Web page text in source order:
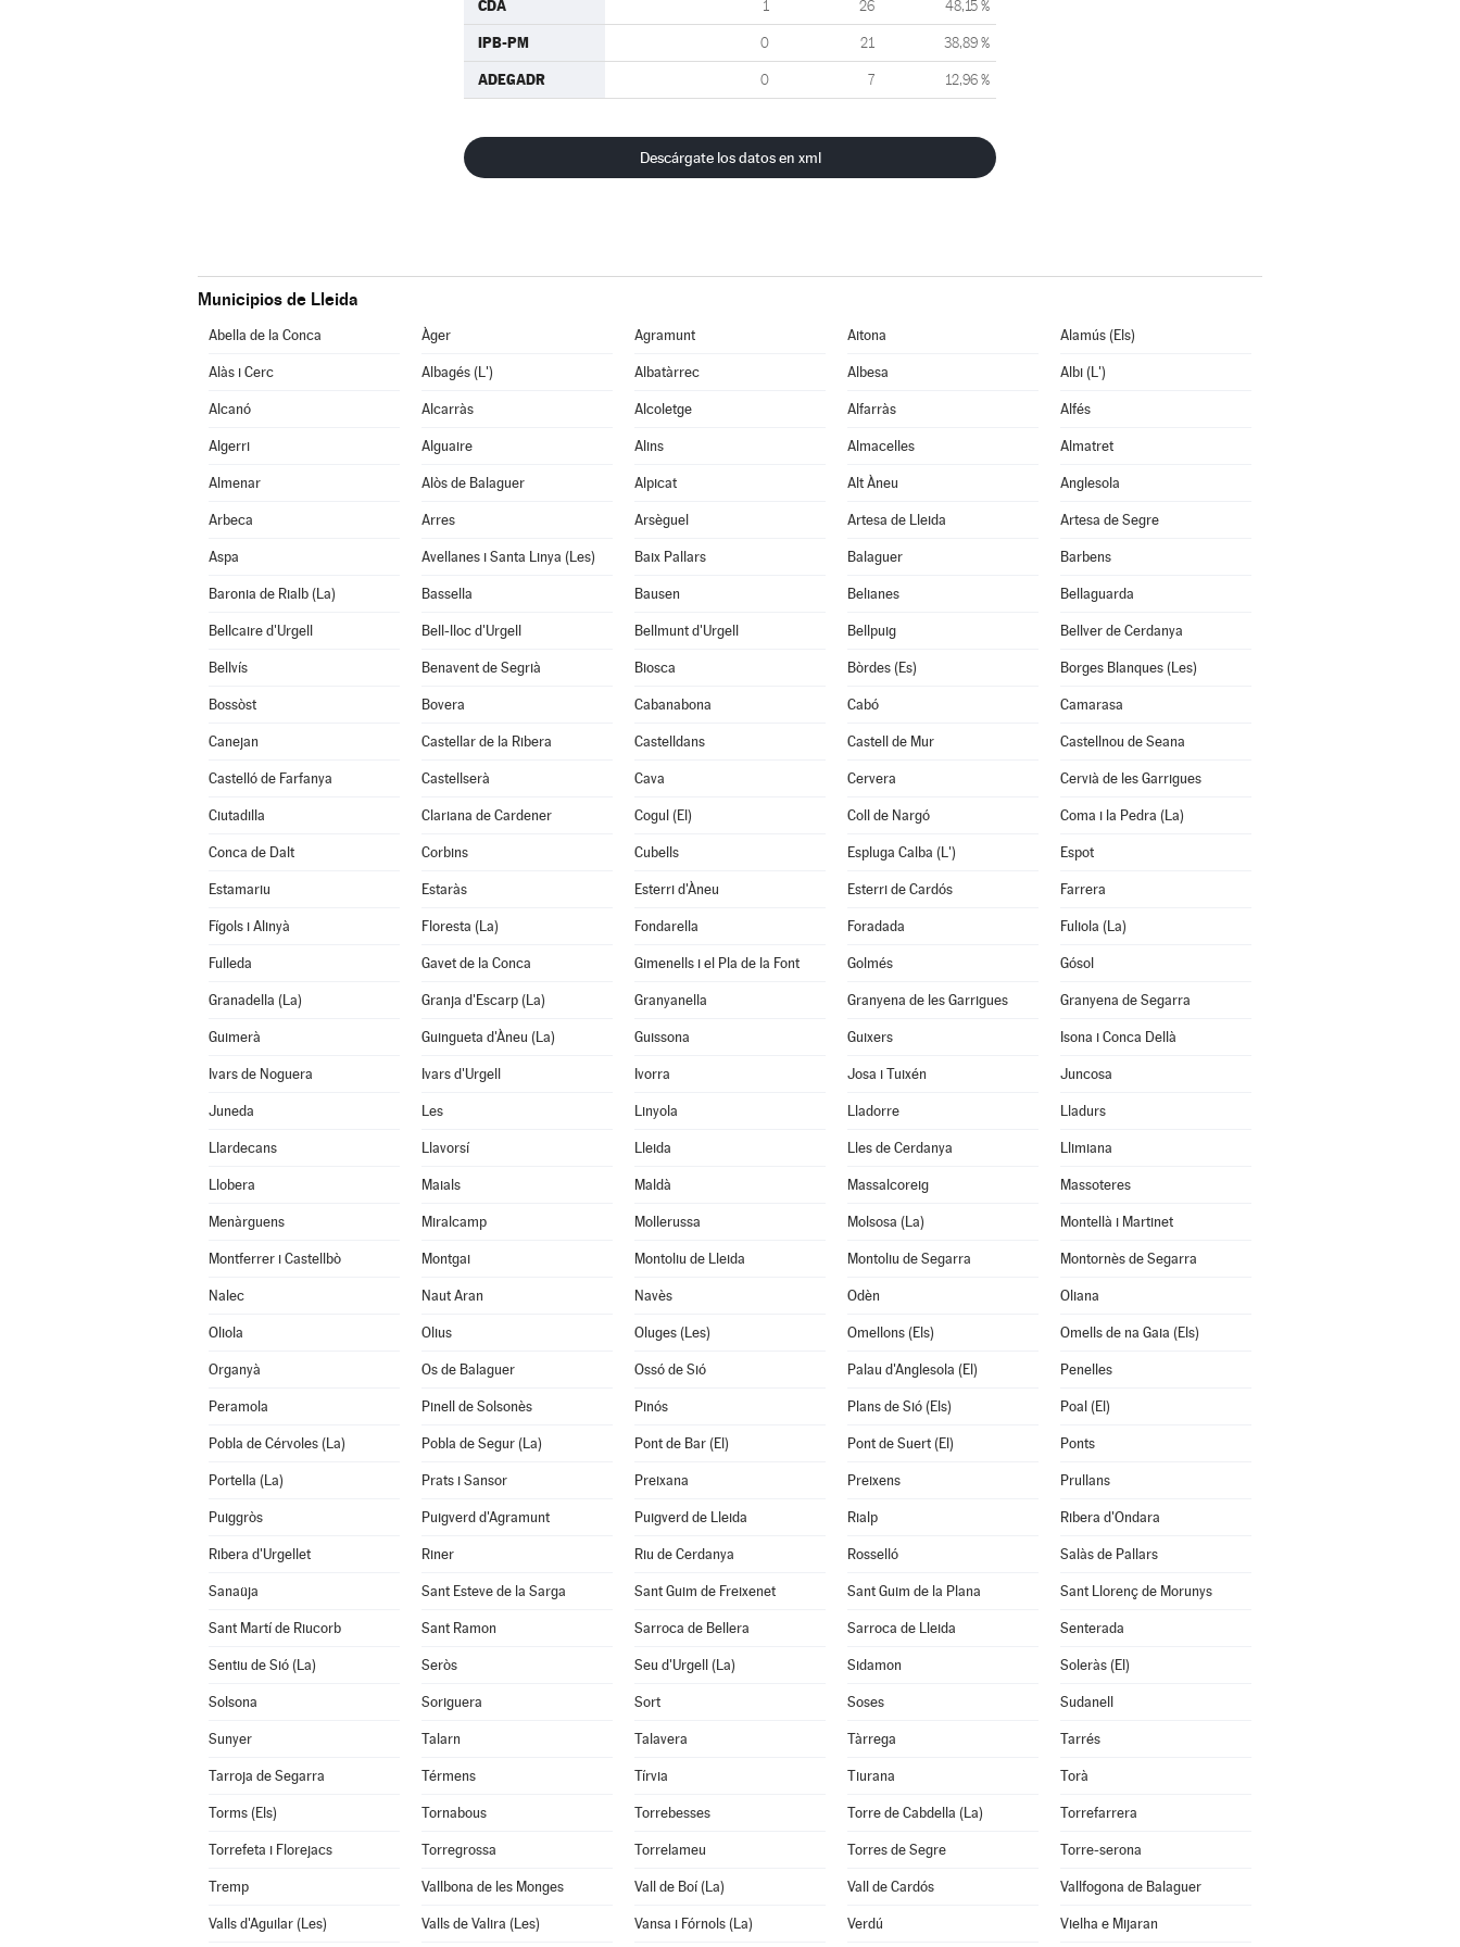
CDA 1 26 48,15 %
IPB-PM 0 21 38,89 %
ADEGADR 0 7 12,96 %
Descárgate los datos en xml
Municipios de Lleida
Abella de la Conca Àger Agramunt Aitona Alamús (Els)
Alàs i Cerc Albagés (L') Albatàrrec Albesa Albi (L')
Alcanó Alcarràs Alcoletge Alfarràs Alfés
Algerri Alguaire Alins Almacelles Almatret
Almenar Alòs de Balaguer Alpicat Alt Àneu Anglesola
Arbeca Arres Arsèguel Artesa de Lleida Artesa de Segre
Aspa Avellanes i Santa Linya (Les) Baix Pallars Balaguer Barbens
Baronia de Rialb (La) Bassella Bausen Belianes Bellaguarda
Bellcaire d'Urgell Bell-lloc d'Urgell Bellmunt d'Urgell Bellpuig Bellver de Cerdanya
Bellvís Benavent de Segrià Biosca Bòrdes (Es) Borges Blanques (Les)
Bossòst Bovera Cabanabona Cabó Camarasa
Canejan Castellar de la Ribera Castelldans Castell de Mur Castellnou de Seana
Castelló de Farfanya Castellserà Cava Cervera Cervià de les Garrigues
Ciutadilla Clariana de Cardener Cogul (El) Coll de Nargó Coma i la Pedra (La)
Conca de Dalt Corbins Cubells Espluga Calba (L') Espot
Estamariu Estaràs Esterri d'Àneu Esterri de Cardós Farrera
Fígols i Alinyà Floresta (La) Fondarella Foradada Fuliola (La)
Fulleda Gavet de la Conca Gimenells i el Pla de la Font Golmés Gósol
Granadella (La) Granja d'Escarp (La) Granyanella Granyena de les Garrigues Granyena de Segarra
Guimerà Guingueta d'Àneu (La) Guissona Guixers Isona i Conca Dellà
Ivars de Noguera Ivars d'Urgell Ivorra Josa i Tuixén Juncosa
Juneda Les Linyola Lladorre Lladurs
Llardecans Llavorsí Lleida Lles de Cerdanya Llimiana
Llobera Maials Maldà Massalcoreig Massoteres
Menàrguens Miralcamp Mollerussa Molsosa (La) Montellà i Martinet
Montferrer i Castellbò Montgai Montoliu de Lleida Montoliu de Segarra Montornès de Segarra
Nalec Naut Aran Navès Odèn Oliana
Oliola Olius Oluges (Les) Omellons (Els) Omells de na Gaia (Els)
Organyà Os de Balaguer Ossó de Sió Palau d'Anglesola (El) Penelles
Peramola Pinell de Solsonès Pinós Plans de Sió (Els) Poal (El)
Pobla de Cérvoles (La) Pobla de Segur (La) Pont de Bar (El) Pont de Suert (El) Ponts
Portella (La) Prats i Sansor Preixana Preixens Prullans
Puiggròs Puigverd d'Agramunt Puigverd de Lleida Rialp Ribera d'Ondara
Ribera d'Urgellet Riner Riu de Cerdanya Rosselló Salàs de Pallars
Sanaüja Sant Esteve de la Sarga Sant Guim de Freixenet Sant Guim de la Plana Sant Llorenç de Morunys
Sant Martí de Riucorb Sant Ramon Sarroca de Bellera Sarroca de Lleida Senterada
Sentiu de Sió (La) Seròs Seu d'Urgell (La) Sidamon Soleràs (El)
Solsona Soriguera Sort Soses Sudanell
Sunyer Talarn Talavera Tàrrega Tarrés
Tarroja de Segarra Térmens Tírvia Tiurana Torà
Torms (Els) Tornabous Torrebesses Torre de Cabdella (La) Torrefarrera
Torrefeta i Florejacs Torregrossa Torrelameu Torres de Segre Torre-serona
Tremp Vallbona de les Monges Vall de Boí (La) Vall de Cardós Vallfogona de Balaguer
Valls d'Aguilar (Les) Valls de Valira (Les) Vansa i Fórnols (La) Verdú Vielha e Mijaran